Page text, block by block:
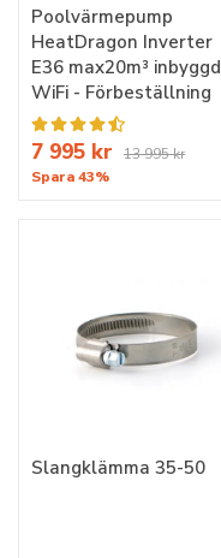
Poolvärmepump
HeatDragon Inverter
E36 max20m³ inbyggd
WiFi - Förbeställning
7 995 kr
13 995 kr
Spara 43%
Slangklämma 35-50